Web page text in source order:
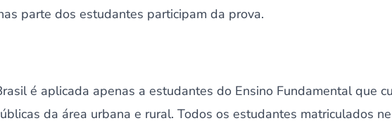
parte dos estudantes participam da prova.
é aplicada apenas a estudantes do Ensino Fundamental que
da área urbana e rural. Todos os estudantes matriculados